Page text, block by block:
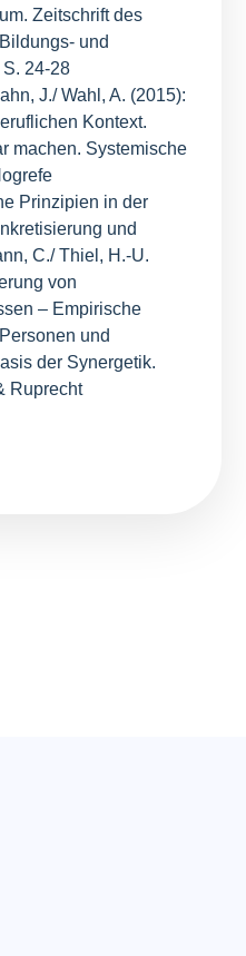
Zeitschrift des
und
S. 24-28
J./ Wahl, A. (2015):
Kontext.
machen. Systemische
Prinzipien in der
und
C./ Thiel, H.-U.
von
– Empirische
und
der Synergetik.
Ruprecht